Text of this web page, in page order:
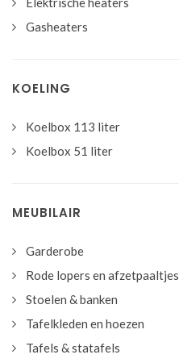
Gasheaters
KOELING
Koelbox 113 liter
Koelbox 51 liter
MEUBILAIR
Garderobe
Rode lopers en afzetpaaltjes
Stoelen & banken
Tafelkleden en hoezen
Tafels & statafels